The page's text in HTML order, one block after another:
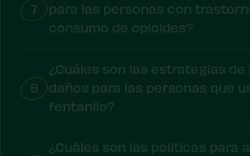
7
para las personas con
consumo de opioides?
8
¿Cuáles son las estrategias
daños para las personas que
fentanilo?
¿Cuáles son las políticas para